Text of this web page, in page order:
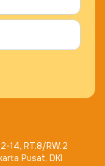
14, RT.8/RW.2
Pusat, DKI